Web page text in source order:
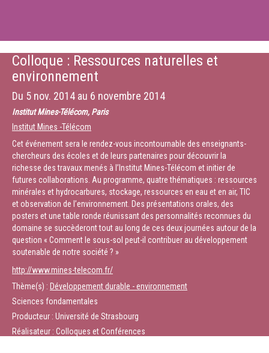
Colloque : Ressources naturelles et
environnement
Du 5 nov. 2014 au 6 novembre 2014
Institut Mines-Télécom, Paris
Institut Mines -Télécom
Cet événement sera le rendez-vous incontournable des enseignants-
chercheurs des écoles et de leurs partenaires pour découvrir la
richesse des travaux menés à l’Institut Mines-Télécom et initier de
futures collaborations. Au programme, quatre thématiques : ressources
minérales et hydrocarbures, stockage, ressources en eau et en air, TIC
et observation de l’environnement. Des présentations orales, des
posters et une table ronde réunissant des personnalités reconnues du
domaine se succèderont tout au long de ces deux journées autour de la
question « Comment le sous-sol peut-il contribuer au développement
soutenable de notre société ? »
http://www.mines-telecom.fr/
Thème(s) : Développement durable - environnement
Sciences fondamentales
Producteur : Université de Strasbourg
Réalisateur : Colloques et Conférences